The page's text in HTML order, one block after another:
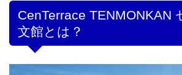
CenTerrace TENMONKAN
文館とは？